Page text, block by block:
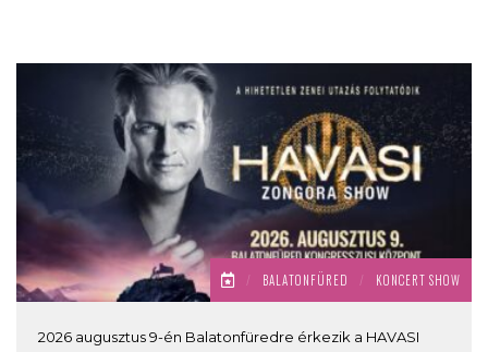
/ BALATONFÜRED / KONCERT SHOW
2026 augusztus 9-én Balatonfüredre érkezik a HAVASI